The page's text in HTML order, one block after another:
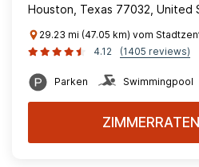
Houston, Texas 77032, United
29.23 mi (47.05 km) vom
4.12
(1405 reviews)
Parken Swimmingpool